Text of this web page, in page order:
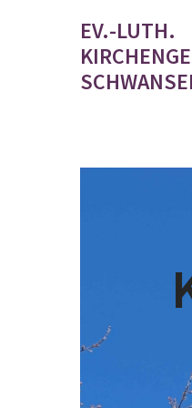
EV.-LUTH.